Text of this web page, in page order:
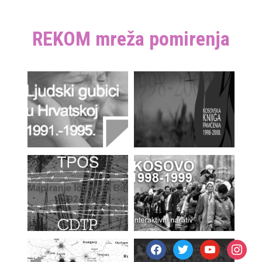
REKOM mreža pomirenja
facebooktwitteryoutube